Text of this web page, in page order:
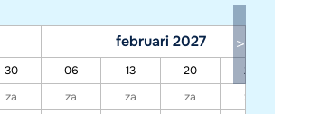
februari 2027
30 06 13 20 27
za za za za za